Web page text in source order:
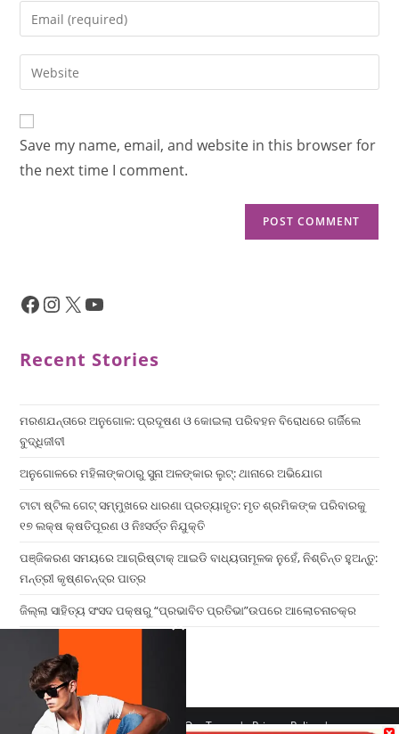
Save my name, email, and website in this browser for
the next time I comment.
Recent Stories
ମରଣଯନ୍ତାରେ ଅନୁଗୋଳ: ପ୍ରଦୂଷଣ ଓ କୋଇଲା ପରିବହନ ବିରୋଧରେ ଗର୍ଜିଲେ
ବୁଦ୍ଧିଜୀବୀ
ଅନୁଗୋଳରେ ମହିଳାଙ୍କଠାରୁ ସୁନା ଅଳଙ୍କାର ଲୁଟ୍: ଥାନାରେ ଅଭିଯୋଗ
ଟାଟା ଷ୍ଟିଲ ଗେଟ୍ ସମ୍ମୁଖରେ ଧାରଣା ପ୍ରତ୍ୟାହୃତ: ମୃତ ଶ୍ରମିକଙ୍କ ପରିବାରକୁ
୧୭ ଲକ୍ଷ କ୍ଷତିପୂରଣ ଓ ନିଃସର୍ତ୍ତ ନିଯୁକ୍ତି
ପଞ୍ଜିକରଣ ସମୟରେ ଆଗ୍ରିଷ୍ଟାକ୍ ଆଇଡି ବାଧ୍ୟତାମୂଳକ ନୁହେଁ, ନିଶ୍ଚିନ୍ତ ହୁଅନ୍ତୁ:
ମନ୍ତ୍ରୀ କୃଷ୍ଣଚନ୍ଦ୍ର ପାତ୍ର
ଜିଲ୍ଲା ସାହିତ୍ୟ ସଂସଦ ପକ୍ଷରୁ “ପ୍ରଭାବିତ ପ୍ରତିଭା”ଉପରେ ଆଲୋଚନାଚକ୍ର
Home Contact us Our Team Privacy Policy
×